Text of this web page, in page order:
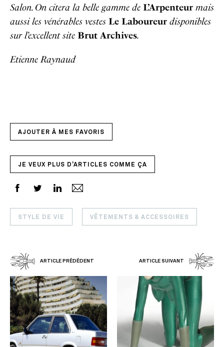
Salon. On citera la belle gamme de L’Arpenteur mais
aussi les vénérables vestes Le Laboureur disponibles
sur l’excellent site Brut Archives.
Etienne Raynaud
AJOUTER À MES FAVORIS
JE VEUX PLUS D'ARTICLES COMME ÇA
STYLE DE VIE VÊTEMENTS & ACCESSOIRES
ARTICLE PRÉDÉDENT ARTICLE SUIVANT